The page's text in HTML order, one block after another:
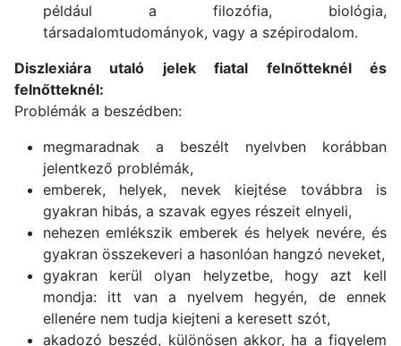
például a filozófia, biológia,
társadalomtudományok, vagy a szépirodalom.
Diszlexiára utaló jelek fiatal felnőtteknél és
felnőtteknél:
Problémák a beszédben:
megmaradnak a beszélt nyelvben korábban
jelentkező problémák,
emberek, helyek, nevek kiejtése továbbra is
gyakran hibás, a szavak egyes részeit elnyeli,
nehezen emlékszik emberek és helyek nevére, és
gyakran összekeveri a hasonlóan hangzó neveket,
gyakran kerül olyan helyzetbe, hogy azt kell
mondja: itt van a nyelvem hegyén, de ennek
ellenére nem tudja kiejteni a keresett szót,
akadozó beszéd, különösen akkor, ha a figyelem